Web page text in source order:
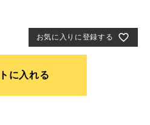
お気に入りに登録する
に入れる